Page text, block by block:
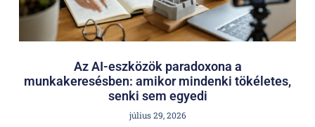
Az AI-eszközök paradoxona a
munkakeresésben: amikor mindenki tökéletes,
senki sem egyedi
július 29, 2026